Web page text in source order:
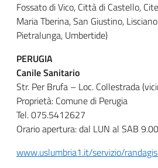
Fossato di Vico, Città di Castello,
Maria Tberina, San Giustino,
Pietralunga, Umbertide)
PERUGIA
Canile Sanitario
Str. Per Brufa – Loc. Collestrada
Proprietà: Comune di Perugia
Tel. 075.5412627
Orario apertura: dal LUN al SAB
www.uslumbria1.it/servizio/